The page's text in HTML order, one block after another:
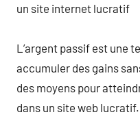
un site internet lucratif
L’argent passif est une
accumuler des gains
des moyens pour
dans un site web